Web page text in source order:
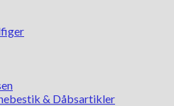
& Dåbsartikler